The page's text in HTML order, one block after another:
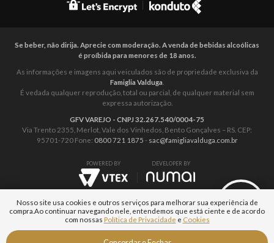
Se beber, não dirija. Aprecie com moderação. A venda de bebidas alcoólicas
é proíbida para menores de 18 anos.
As informações e imagens aqui veiculados são de propriedade exclusiva da
Famiglia Valduga
É vedada qualquer reprodução, total ou parcial, de qualquer material sem
expressa autorização.
GFV VAREJO - CNPJ 32.267.540/0004-75
Via Trento 2355, Merlot, Vale dos Vinhedos, Bento Gonçalves – RS. CEP:
95701-720 Fone: 0800 721 1875 - sac@famigliavalduga.com.br
POWERED BY DEVELOPER BY
Nosso site usa cookies e outros serviços para melhorar sua experiência de
compra. Ao continuar navegando nele, entendemos que está ciente e de acordo
com nossas Política de Privacidade e Cookies